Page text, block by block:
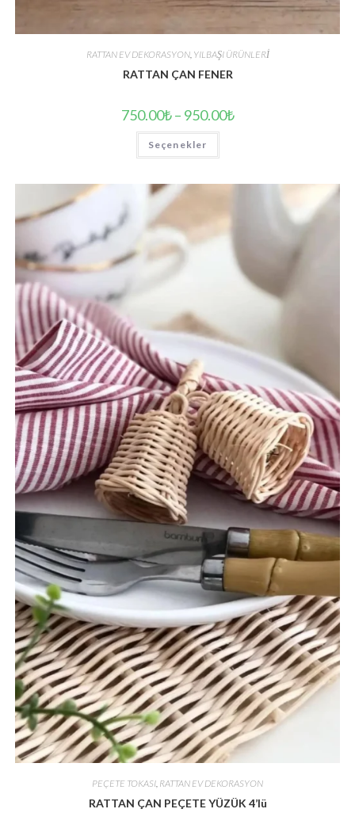
RATTAN EV DEKORASYON, YILBAŞI ÜRÜNLERİ
RATTAN ÇAN FENER
750.00₺– 950.00₺
Seçenekler
Bu
birden
seçilebilir
PEÇETE TOKASI RATTAN EV DEKORASYON
RATTAN ÇAN PEÇETE YÜZÜK 4’lü